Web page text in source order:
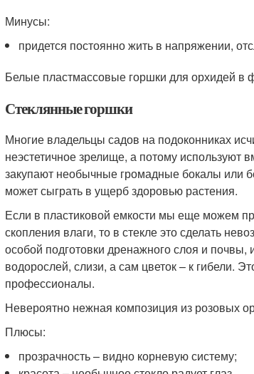
Минусы:
придется постоянно жить в напряжении,
Белые пластмассовые горшки для орхидей в
Стеклянные горшки
Многие владельцы садов на подоконниках
неэстетичное зрелище, а потому используют
закупают необычные громадные бокалы или
может сыграть в ущерб здоровью растения.
Если в пластиковой емкости мы еще можем
скопления влаги, то в стекле это сделать
особой подготовки дренажного слоя и
водорослей, слизи, а сам цветок – к гибели.
профессионалы.
Невероятно нежная композиция из розовых
Плюсы:
прозрачность – видно корневую систему;